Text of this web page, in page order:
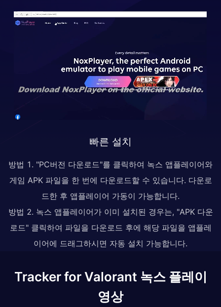
빠른 설치
방법 1. "PC버전 다운로드"를 클릭하여 녹스 앱플레이어와
게임 APK 파일을 한 번에 다운로드할 수 있습니다. 다운로
드한 후 앱플레이어 가동이 가능합니다.
방법 2. 녹스 앱플레이어가 이미 설치된 경우는, "APK 다운
로드" 클릭하여 파일을 다운로드 후에 해당 파일을 앱플레
이어에 드래그하시면 자동 설치 가능합니다.
Tracker for Valorant 녹스 플레이
영상